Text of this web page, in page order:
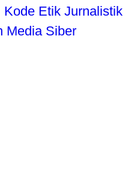
Kode Etik Jurnalistik
Media Siber